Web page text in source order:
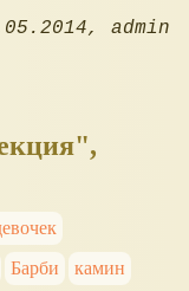
admin
Барби
камин